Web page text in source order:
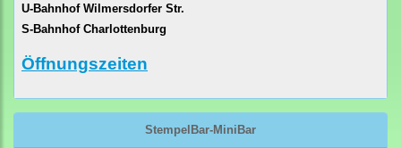
U-Bahnhof Wilmersdorfer Str.
S-Bahnhof Charlottenburg
Öffnungszeiten
StempelBar-MiniBar